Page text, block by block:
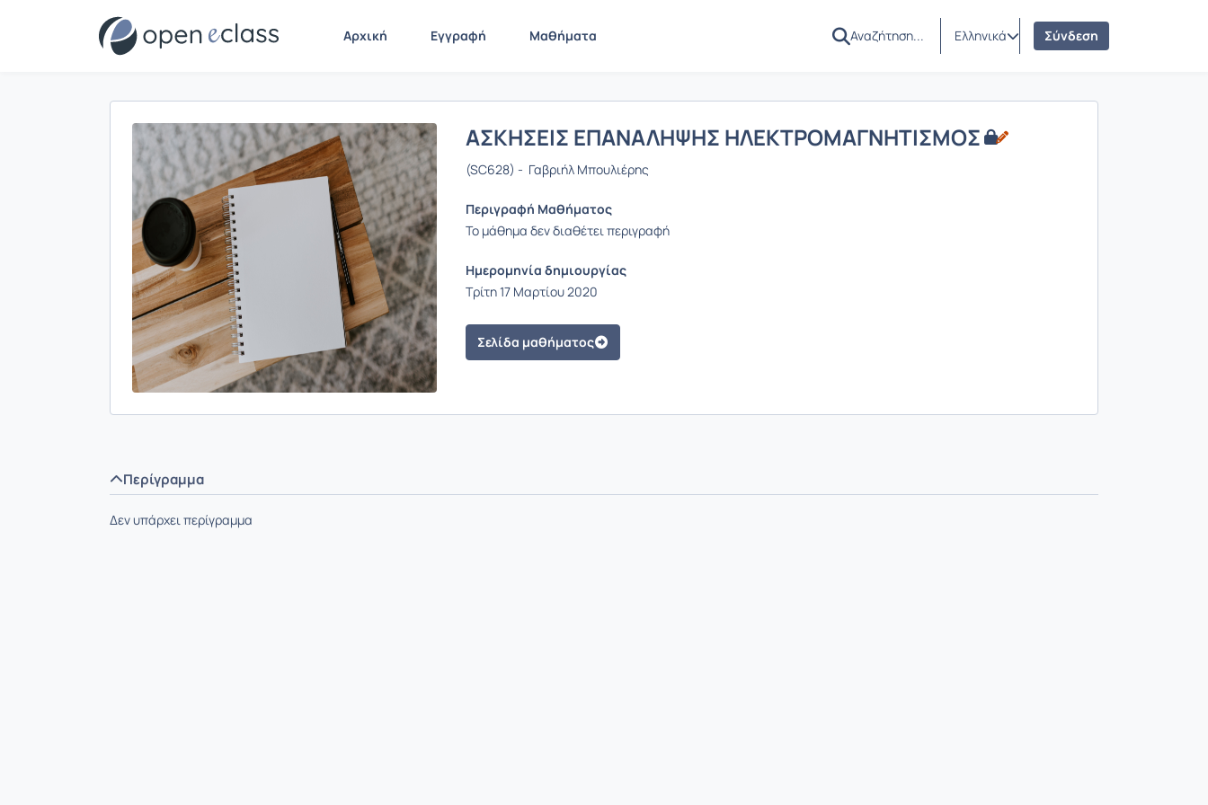
Αρχική Εγγραφή Μαθήματα Ελληνικά Σύνδεση
Παρουσίαση/Προβολή
ΑΣΚΗΣΕΙΣ ΕΠΑΝΑΛΗΨΗΣ ΗΛΕΚΤΡΟΜΑΓΝΗΤΙΣΜΟΣ
(SC628) - Γαβριήλ Μπουλιέρης
Περιγραφή Μαθήματος
Το μάθημα δεν διαθέτει περιγραφή
Ημερομηνία δημιουργίας
Τρίτη 17 Μαρτίου 2020
Σελίδα μαθήματος
Περίγραμμα
Δεν υπάρχει περίγραμμα